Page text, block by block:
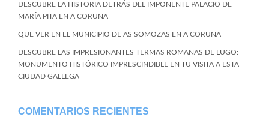
DESCUBRE LA HISTORIA DETRÁS DEL IMPONENTE PALACIO DE
MARÍA PITA EN A CORUÑA
QUE VER EN EL MUNICIPIO DE AS SOMOZAS EN A CORUÑA
DESCUBRE LAS IMPRESIONANTES TERMAS ROMANAS DE LUGO:
MONUMENTO HISTÓRICO IMPRESCINDIBLE EN TU VISITA A ESTA
CIUDAD GALLEGA
COMENTARIOS RECIENTES